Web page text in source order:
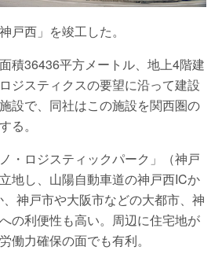
戸西」を竣工した。
積36436平方メートル、地上4階建
ジスティクスの要望に沿って建設
設で、同社はこの施設を関西圏の
る。
・ロジスティックパーク」（神戸
地し、山陽自動車道の神戸西ICか
神戸市や大阪市などの大都市、神
の利便性も高い。周辺に住宅地が
働力確保の面でも有利。